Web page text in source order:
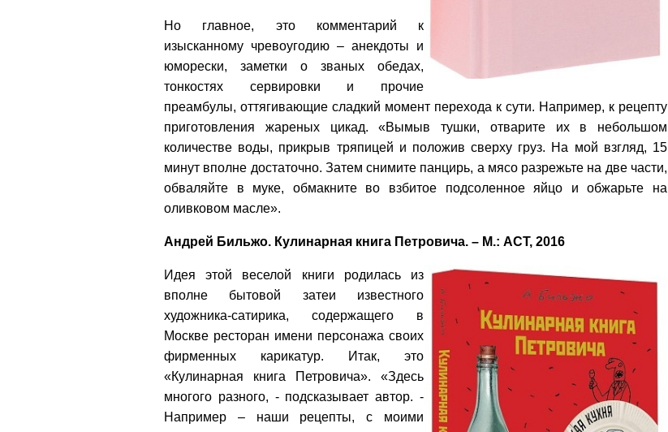
Но главное, это комментарий к
изысканному чревоугодию – анекдоты и
юморески, заметки о званых обедах,
тонкостях сервировки и прочие
преамбулы, оттягивающие сладкий момент перехода к сути. Например, к рецепту
приготовления жареных цикад. «Вымыв тушки, отварите их в небольшом
количестве воды, прикрыв тряпицей и положив сверху груз. На мой взгляд, 15
минут вполне достаточно. Затем снимите панцирь, а мясо разрежьте на две части,
обваляйте в муке, обмакните во взбитое подсоленное яйцо и обжарьте на
оливковом масле».
Андрей Бильжо. Кулинарная книга Петровича. – М.: АСТ, 2016
Идея этой веселой книги родилась из
вполне бытовой затеи известного
художника-сатирика, содержащего в
Москве ресторан имени персонажа своих
фирменных карикатур. Итак, это
«Кулинарная книга Петровича». «Здесь
многого разного, - подсказывает автор. -
Например – наши рецепты, с моими